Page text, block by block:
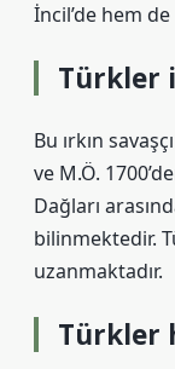
İncil’de hem
Türkler
Bu ırkın
ve M.Ö.
Dağları
bilinmektedir.
uzanmaktadır.
Türkler